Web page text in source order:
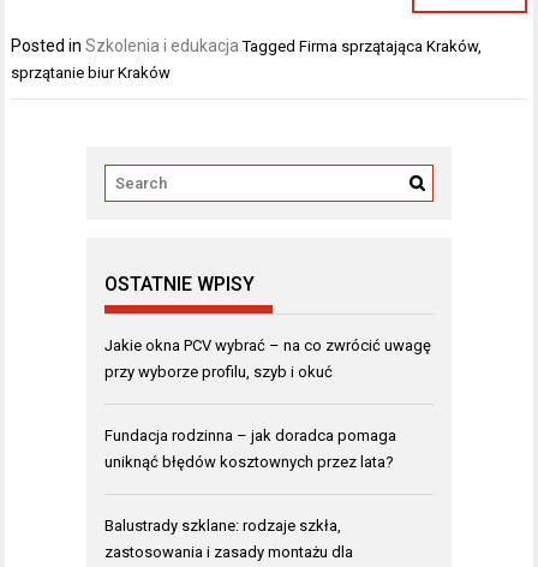
Posted inSzkolenia i edukacja TaggedFirma sprzątająca Kraków,
sprzątanie biur Kraków
OSTATNIE WPISY
Jakie okna PCV wybrać – na co zwrócić uwagę
przy wyborze profilu, szyb i okuć
Fundacja rodzinna – jak doradca pomaga
uniknąć błędów kosztownych przez lata?
Balustrady szklane: rodzaje szkła,
zastosowania i zasady montażu dla